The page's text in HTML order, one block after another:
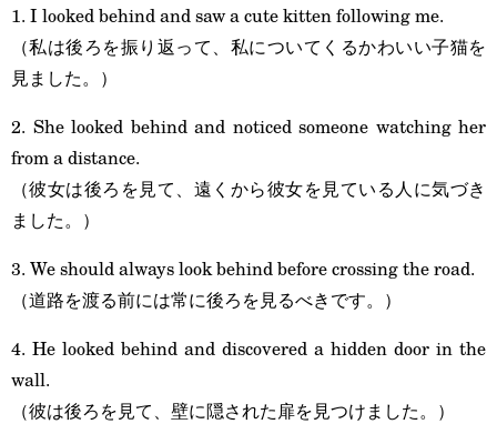
1. I looked behind and saw a cute kitten following me.
（私は後ろを振り返って、私についてくるかわいい子猫を
見ました。）
2. She looked behind and noticed someone watching her
from a distance.
（彼女は後ろを見て、遠くから彼女を見ている人に気づき
ました。）
3. We should always look behind before crossing the road.
（道路を渡る前には常に後ろを見るべきです。）
4. He looked behind and discovered a hidden door in the
wall.
（彼は後ろを見て、壁に隠された扉を見つけました。）